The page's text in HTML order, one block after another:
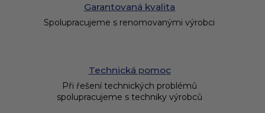
Garantovaná kvalita
Spolupracujeme s renomovanými výrobci
Technická pomoc
Při řešení technických problémů
spolupracujeme s techniky výrobců